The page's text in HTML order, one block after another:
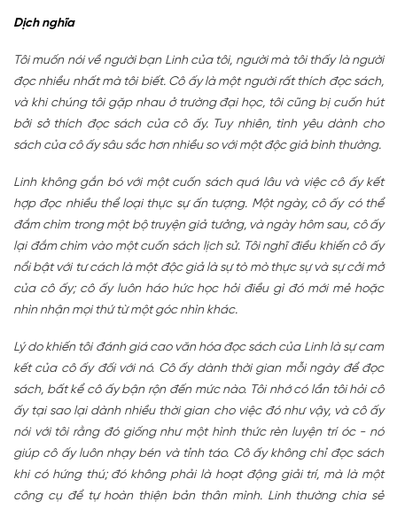
Dịch nghĩa
Tôi muốn nói về người bạn Linh của tôi, người mà tôi thấy là người
đọc nhiều nhất mà tôi biết. Cô ấy là một người rất thích đọc sách,
và khi chúng tôi gặp nhau ở trường đại học, tôi cũng bị cuốn hút
bởi sở thích đọc sách của cô ấy. Tuy nhiên, tình yêu dành cho
sách của cô ấy sâu sắc hơn nhiều so với một độc giả bình thường.
Linh không gắn bó với một cuốn sách quá lâu và việc cô ấy kết
hợp đọc nhiều thể loại thực sự ấn tượng. Một ngày, cô ấy có thể
đắm chìm trong một bộ truyện giả tưởng, và ngày hôm sau, cô ấy
lại đắm chìm vào một cuốn sách lịch sử. Tôi nghĩ điều khiến cô ấy
nổi bật với tư cách là một độc giả là sự tò mò thực sự và sự cởi mở
của cô ấy; cô ấy luôn háo hức học hỏi điều gì đó mới mẻ hoặc
nhìn nhận mọi thứ từ một góc nhìn khác.
Lý do khiến tôi đánh giá cao văn hóa đọc sách của Linh là sự cam
kết của cô ấy đối với nó. Cô ấy dành thời gian mỗi ngày để đọc
sách, bất kể cô ấy bận rộn đến mức nào. Tôi nhớ có lần tôi hỏi cô
ấy tại sao lại dành nhiều thời gian cho việc đó như vậy, và cô ấy
nói với tôi rằng đó giống như một hình thức rèn luyện trí óc - nó
giúp cô ấy luôn nhạy bén và tỉnh táo. Cô ấy không chỉ đọc sách
khi có hứng thú; đó không phải là hoạt động giải trí, mà là một
công cụ để tự hoàn thiện bản thân mình. Linh thường chia sẻ